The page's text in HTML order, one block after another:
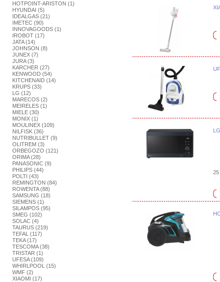
HOTPOINT-ARISTON (1)
HYUNDAI (5)
IDEALGAS (21)
IMETEC (90)
INNOVAGOODS (1)
IROBOT (17)
JATA (14)
JOHNSON (8)
JUNEX (7)
JURA (3)
KARCHER (27)
KENWOOD (54)
KITCHENAID (14)
KRUPS (33)
LG (12)
MARECOS (2)
MEIRELES (1)
MIELE (30)
MONIX (1)
MOULINEX (109)
NILFISK (36)
NUTRIBULLET (9)
OLITREM (3)
ORBEGOZO (121)
ORIMA (28)
PANASONIC (9)
PHILIPS (44)
POLTI (43)
REMINGTON (84)
ROWENTA (88)
SAMSUNG (18)
SIEMENS (1)
SILAMPOS (95)
SMEG (102)
SOLAC (4)
TAURUS (219)
TEFAL (117)
TEKA (17)
TESCOMA (38)
TRISTAR (1)
UFESA (109)
WHIRLPOOL (15)
WMF (2)
XIAOMI (17)
25